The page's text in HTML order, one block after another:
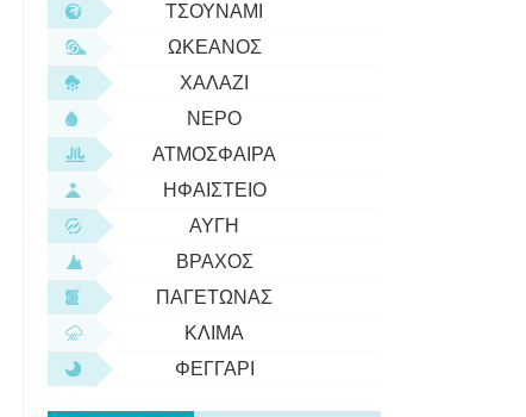
ΤΣΟΥΝΆΜΙ
ΩΚΕΑΝΌΣ
ΧΑΛΆΖΙ
ΝΕΡΌ
ΑΤΜΌΣΦΑΙΡΑ
ΗΦΑΊΣΤΕΙΟ
ΑΥΓΉ
ΒΡΆΧΟΣ
ΠΑΓΕΤΏΝΑΣ
ΚΛΊΜΑ
ΦΕΓΓΆΡΙ